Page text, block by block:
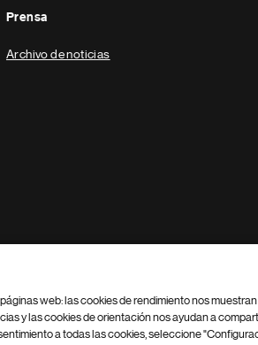
Prensa
Archivo de noticias
web: las cookies de rendimiento nos
y las cookies de orientación nos ayudan a
a todas las cookies, seleccione